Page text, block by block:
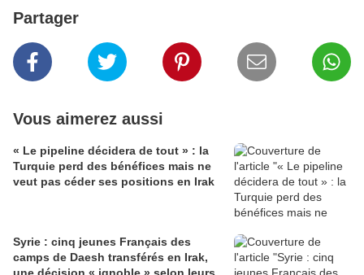
Partager
Vous aimerez aussi
« Le pipeline décidera de tout » : la
Turquie perd des bénéfices mais ne
veut pas céder ses positions en Irak
Syrie : cinq jeunes Français des
camps de Daesh transférés en Irak,